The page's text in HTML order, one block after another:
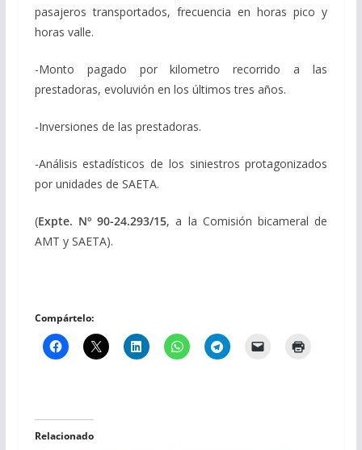
pasajeros transportados, frecuencia en horas pico y
horas valle.
-Monto pagado por kilometro recorrido a las
prestadoras, evoluvión en los últimos tres años.
-Inversiones de las prestadoras.
-Análisis estadísticos de los siniestros protagonizados
por unidades de SAETA.
(Expte. Nº 90-24.293/15, a la Comisión bicameral de
AMT y SAETA).
Compártelo:
Relacionado